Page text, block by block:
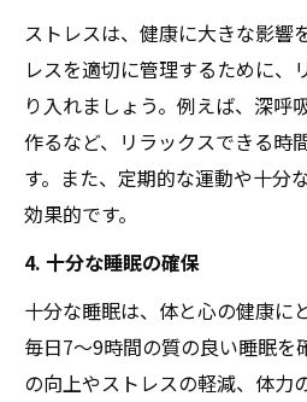
ストレスは、健康に大きな影響
レスを適切に管理するために、
り入れましょう。例えば、深呼
作るなど、リラックスできる時
す。また、定期的な運動や十分
効果的です。
4. 十分な睡眠の確保
十分な睡眠は、体と心の健康に
毎日7〜9時間の質の良い睡眠を
の向上やストレスの軽減、体力